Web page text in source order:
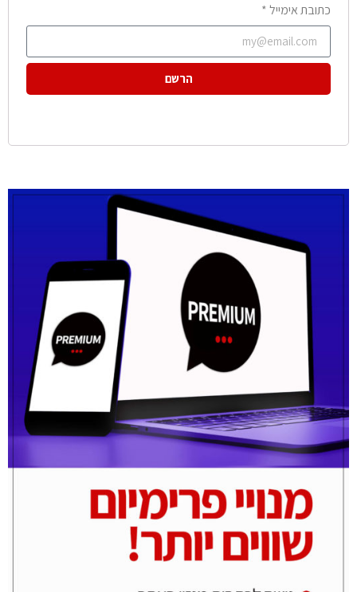
כתובת אימייל *
הרשם